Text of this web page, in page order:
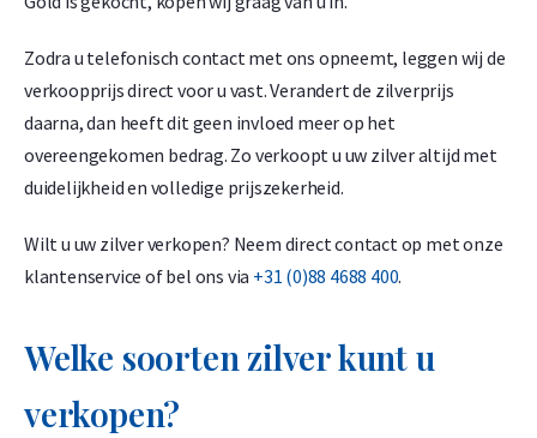
- +
€1.189,66
Umicore 20 gram goudbaar
- +
€2.379,32
1,50% onder spot
Zodra u telefonisch contact met ons opneemt, leggen wij de
verkoopprijs direct voor u vast. Verandert de zilverprijs
daarna, dan heeft dit geen invloed meer op het
overeengekomen bedrag. Zo verkoopt u uw zilver altijd met
duidelijkheid en volledige prijszekerheid.
Wilt u uw zilver verkopen? Neem direct contact op met onze
klantenservice of bel ons via +31 (0)88 4688 400.
Welke soorten zilver kunt u
verkopen?